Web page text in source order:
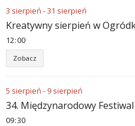
3 sierpień -31 sierpień
Kreatywny sierpień w
12:00
Zobacz
5 sierpień - 9 sierpień
34. Międzynarodowy
09:30